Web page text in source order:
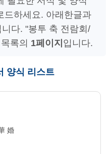
드하세요. 아래한글과
다. "봉투 축 전람회/
목록의 1페이지 입니다.
양식 리스트
婚